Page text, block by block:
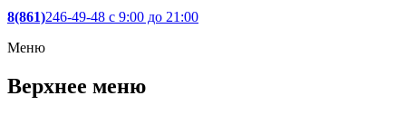
8(861)246-49-48 c 9:00 до 21:00
Меню
Верхнее меню